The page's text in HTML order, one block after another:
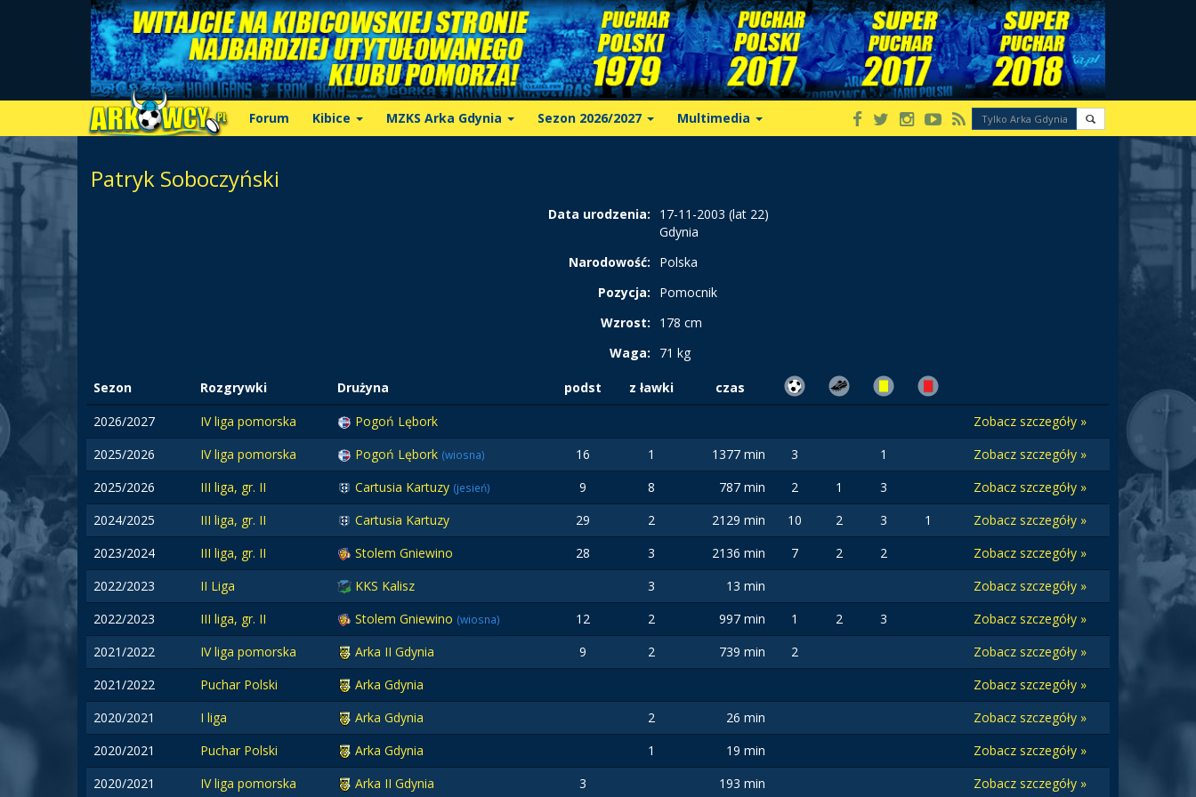
Forum Kibice MZKS Arka Gdynia Sezon 2026/2027 Multimedia
Patryk Soboczyński
Data urodzenia:
17-11-2003 (lat 22)
Gdynia
Narodowość:
Polska
Pozycja:
Pomocnik
Wzrost:
178 cm
Waga:
71 kg
Sezon Rozgrywki Drużyna podst z ławki
czas
2026/2027
IV liga pomorska Pogoń Lębork
Zobacz szczegóły »
2025/2026
IV liga pomorska Pogoń Lębork (wiosna) 16 1 1377 min 3 1
Zobacz szczegóły »
2025/2026
III liga, gr. II Cartusia Kartuzy (jesień) 9 8 787 min 2 1 3
Zobacz szczegóły »
2024/2025
III liga, gr. II Cartusia Kartuzy 29 2 2129 min 10 2 3 1
Zobacz szczegóły »
2023/2024
III liga, gr. II Stolem Gniewino 28 3 2136 min 7 2 2
Zobacz szczegóły »
2022/2023
II Liga KKS Kalisz 3 13 min
Zobacz szczegóły »
2022/2023
III liga, gr. II Stolem Gniewino (wiosna) 12 2 997 min 1 2 3
Zobacz szczegóły »
2021/2022
IV liga pomorska Arka II Gdynia 9 2 739 min 2
Zobacz szczegóły »
2021/2022
Puchar Polski Arka Gdynia
Zobacz szczegóły »
2020/2021
I liga Arka Gdynia 2 26 min
Zobacz szczegóły »
2020/2021
Puchar Polski Arka Gdynia 1 19 min
Zobacz szczegóły »
2020/2021
IV liga pomorska Arka II Gdynia 3 193 min Zobacz szczegóły »